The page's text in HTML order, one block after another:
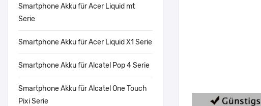
Smartphone Akku für Acer Liquid mt
Serie
Smartphone Akku für Acer Liquid X1 Serie
Smartphone Akku für Alcatel Pop 4 Serie
Smartphone Akku für Alcatel One Touch
Pixi Serie